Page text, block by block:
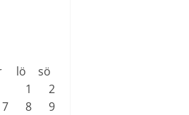
lö
sö
1
2
7 8
9